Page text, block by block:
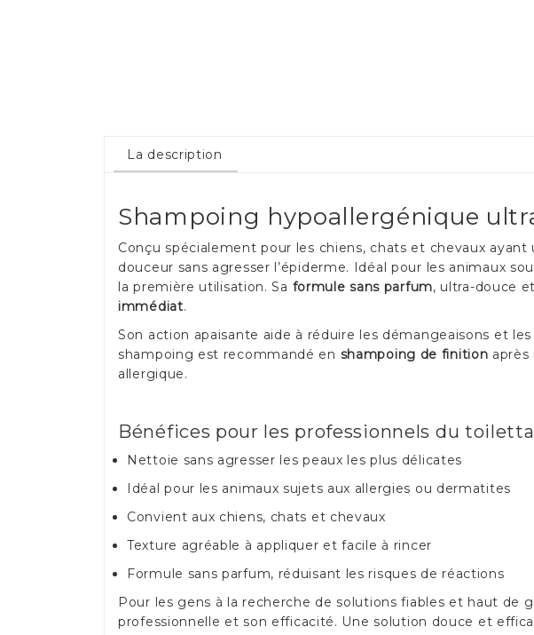
La description
Shampoing hypoallergénique
Conçu spécialement pour les chiens, chats et chevaux ayant
douceur sans agresser l’épiderme. Idéal pour les animaux
la première utilisation. Sa formule sans parfum, ultra-douce
immédiat.
Son action apaisante aide à réduire les démangeaisons et
shampoing est recommandé en shampoing de finition
allergique.
Bénéfices pour les professionnels du
Nettoie sans agresser les peaux les plus délicates
Idéal pour les animaux sujets aux allergies ou dermatites
Convient aux chiens, chats et chevaux
Texture agréable à appliquer et facile à rincer
Formule sans parfum, réduisant les risques de réactions
Pour les gens à la recherche de solutions fiables et haut de
professionnelle et son efficacité. Une solution douce et